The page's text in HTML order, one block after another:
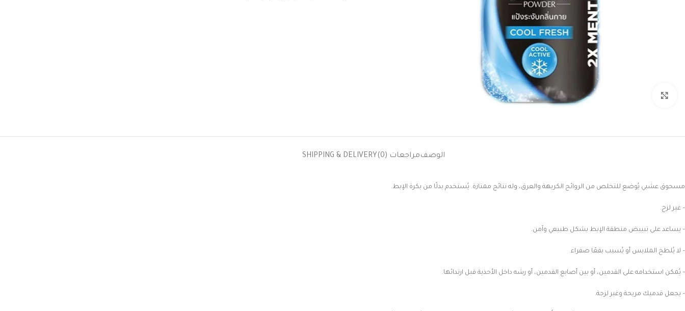
الوصفمراجعات (0) SHIPPING & DELIVERY
مسحوق عشبي يُوضع للتخلص من الروائح الكريهة والعرق، وله نتائج ممتازة. يُستخدم بدلًا من بكرة الإبط.
– غير لزج.
– يساعد على تبييض منطقة الإبط بشكل طبيعي وآمن.
– لا يُلطخ الملابس أو يُسبب بقعًا صفراء.
– يُمكن استخدامه على القدمين، أو بين أصابع القدمين، أو رشه داخل الأحذية قبل ارتدائها.
– يجعل قدميك مريحة وغير لزجة.